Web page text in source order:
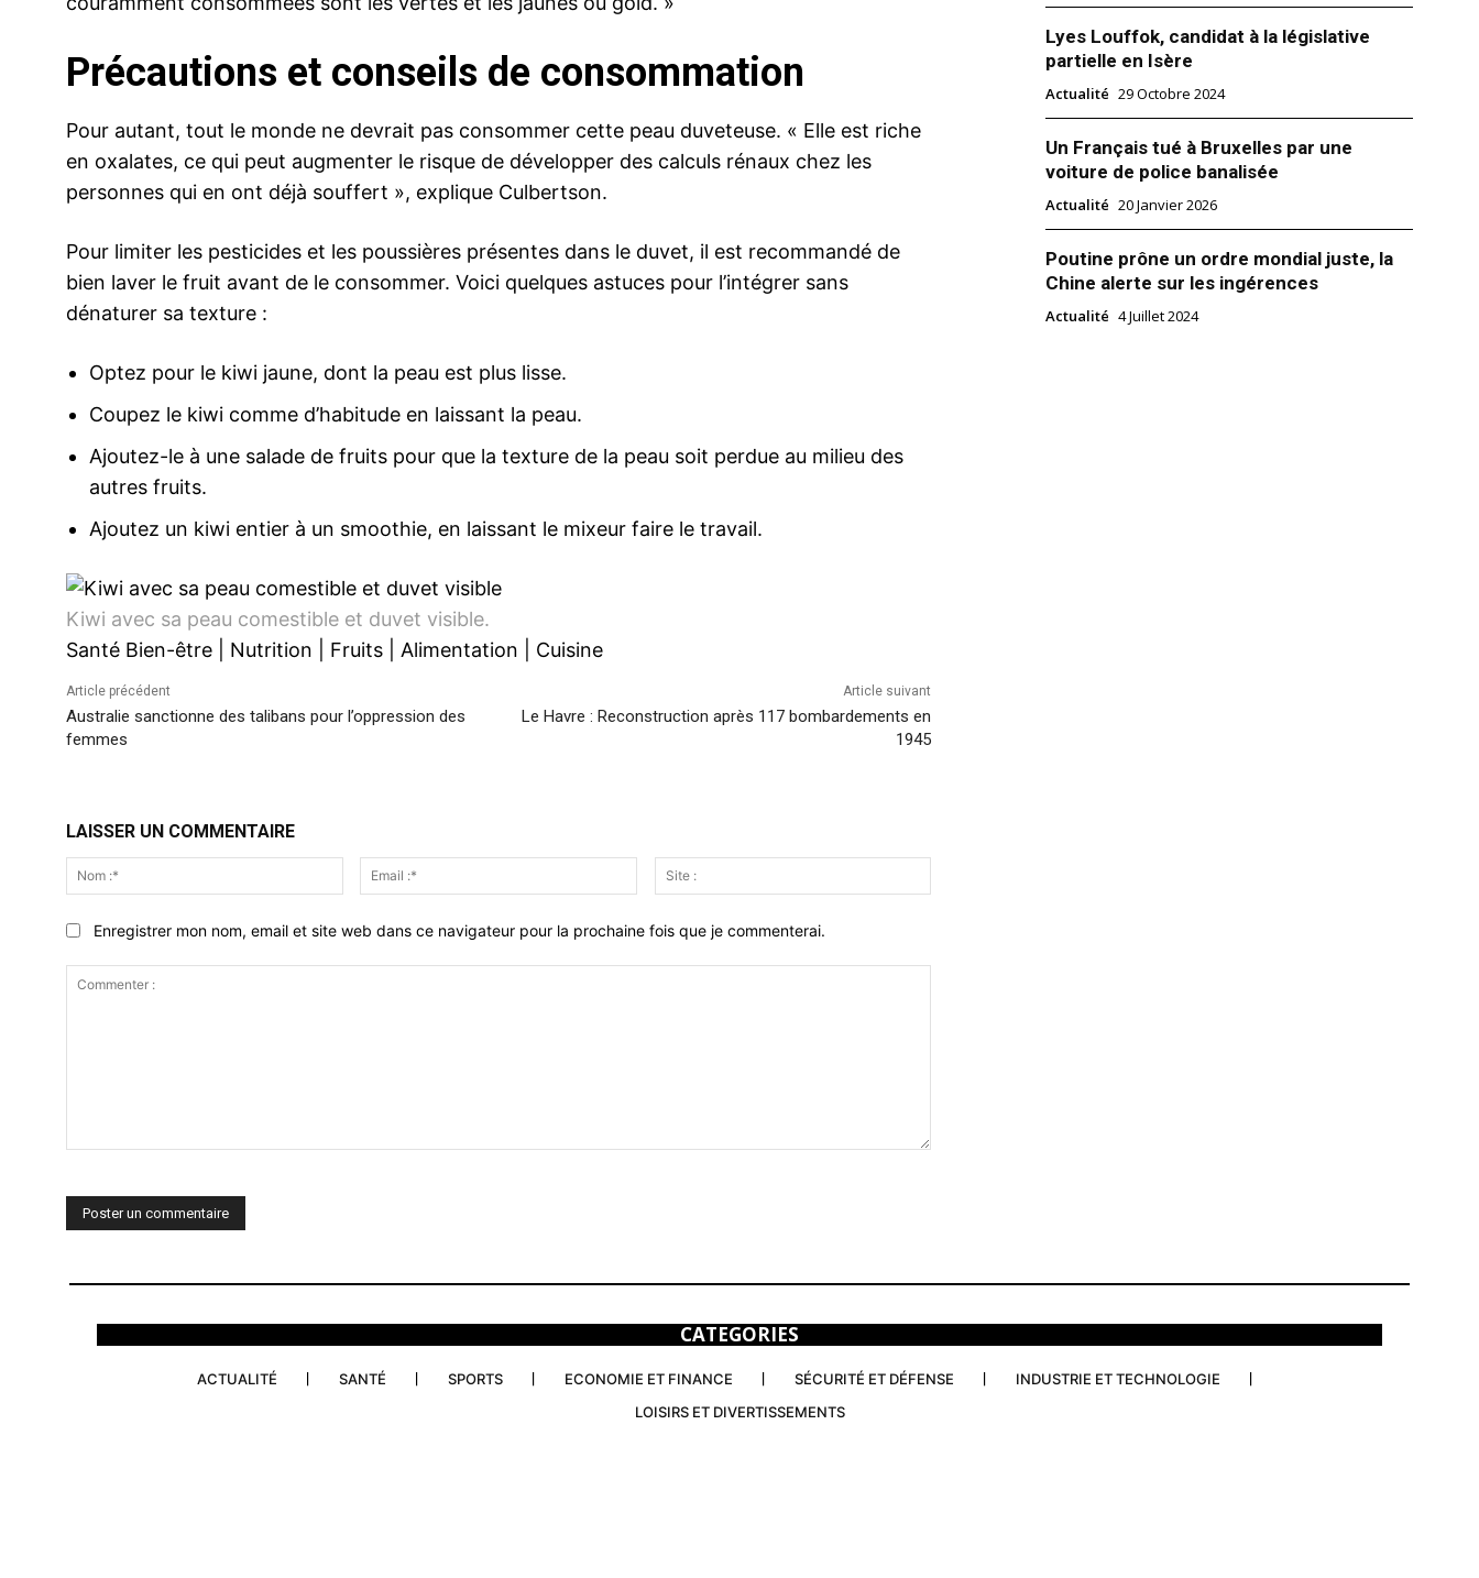
Précautions et conseils de consommation
Pour autant, tout le monde ne devrait pas consommer cette peau duveteuse. « Elle est riche
en oxalates, ce qui peut augmenter le risque de développer des calculs rénaux chez les
personnes qui en ont déjà souffert », explique Culbertson.
Pour limiter les pesticides et les poussières présentes dans le duvet, il est recommandé de
bien laver le fruit avant de le consommer. Voici quelques astuces pour l’intégrer sans
dénaturer sa texture :
Optez pour le kiwi jaune, dont la peau est plus lisse.
Coupez le kiwi comme d’habitude en laissant la peau.
Ajoutez-le à une salade de fruits pour que la texture de la peau soit perdue au milieu des
autres fruits.
Ajoutez un kiwi entier à un smoothie, en laissant le mixeur faire le travail.
Kiwi avec sa peau comestible et duvet visible.
Santé Bien-être
Nutrition Fruits Alimentation Cuisine
Article précédent
Australie sanctionne des talibans pour l’oppression des
femmes
Article suivant
Le Havre : Reconstruction après 117 bombardements en
1945
LAISSER UN COMMENTAIRE
Nom
:*
Email
:*
:
Enregistrer mon nom, email et site web dans ce navigateur pour la prochaine fois que je commenterai.
Lyes Louffok, candidat à la législative
partielle en Isère
Actualité 29 Octobre 2024
Un Français tué à Bruxelles par une
voiture de police banalisée
Actualité 20 Janvier 2026
Poutine prône un ordre mondial juste, la
Chine alerte sur les ingérences
Actualité 4 Juillet 2024
CATEGORIES
ACTUALITÉ SANTÉ SPORTS ECONOMIE ET FINANCE SÉCURITÉ ET DÉFENSE
INDUSTRIE ET TECHNOLOGIE
LOISIRS ET DIVERTISSEMENTS